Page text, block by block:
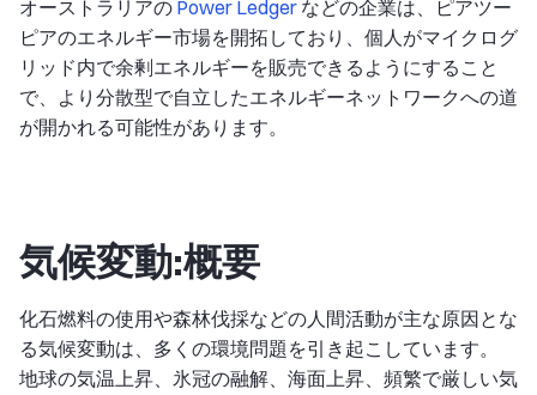
オーストラリアの Power Ledger などの企業は、ピアツー
ピアのエネルギー市場を開拓しており、個人がマイクログ
リッド内で余剰エネルギーを販売できるようにすること
で、より分散型で自立したエネルギーネットワークへの道
が開かれる可能性があります。
気候変動:概要
化石燃料の使用や森林伐採などの人間活動が主な原因とな
る気候変動は、多くの環境問題を引き起こしています。
地球の気温上昇、氷冠の融解、海面上昇、頻繁で厳しい気